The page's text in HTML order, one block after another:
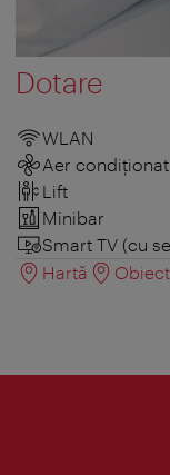
Dotare
WLAN
Aer condiționat
Lift
Minibar
Smart TV (cu
Hartă